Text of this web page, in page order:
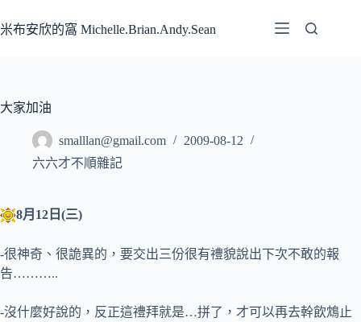
至
容
米布安欣的窩 Michelle.Brian.Andy.Sean
大家加油
smalllan@gmail.com
2009-08-12
六六才不順雜記
8月12日(三)
-很神奇、很詭異的，要交出三份很有禮貌說出下次不敢的報
告………..
-沒什麼好說的，反正這禮拜就是…拼了，才可以再去幹飲鴆止